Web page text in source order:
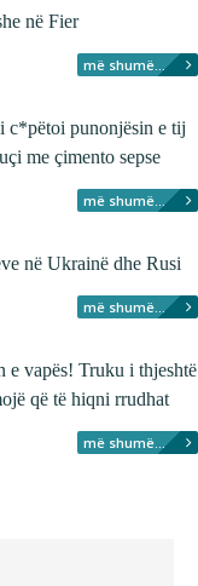
në Fier
më shumë...
c*pëtoi punonjësin e tij
me çimento sepse
më shumë...
në Ukrainë dhe Rusi
më shumë...
vapës! Truku i thjeshtë
që të hiqni rrudhat
më shumë...